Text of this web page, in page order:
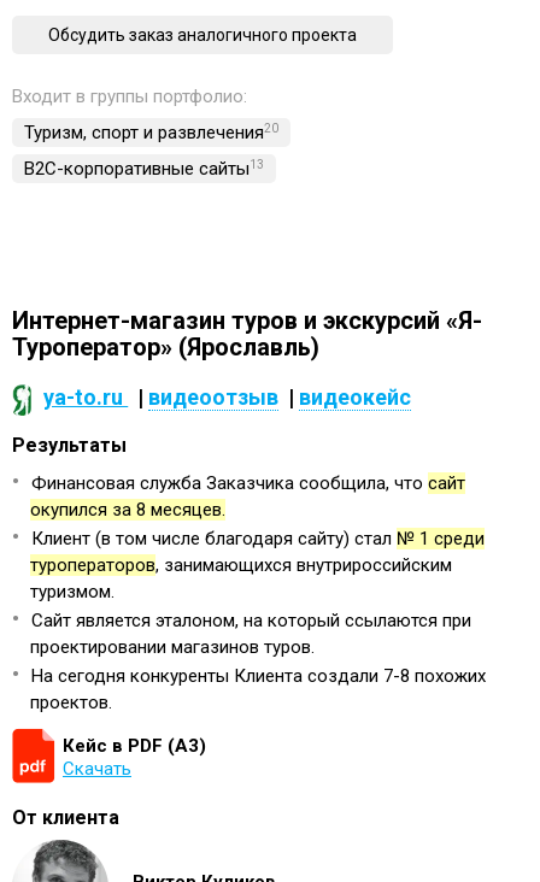
Обсудить заказ аналогичного проекта
Входит в группы портфолио:
Туризм, спорт и развлечения20
B2C-корпоративные сайты13
Интернет-магазин туров и экскурсий «Я-
Туроператор» (Ярославль)
ya-to.ru | видеоотзыв | видеокейс
Результаты
Финансовая служба Заказчика сообщила, что сайт
окупился за 8 месяцев.
Клиент (в том числе благодаря сайту) стал № 1 среди
туроператоров, занимающихся внутрироссийским
туризмом.
Сайт является эталоном, на который ссылаются при
проектировании магазинов туров.
На сегодня конкуренты Клиента создали 7-8 похожих
проектов.
Кейс в PDF (А3)
Скачать
От клиента